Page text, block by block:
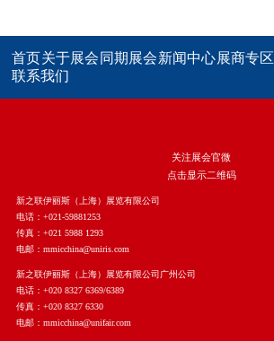
首页关于展会 同期展会新闻中心展商专区
联系我们
关注展会官微
点击显示二维码
新之联伊丽斯（上海）展览有限公司
电话：+021-59881253
传真：+021 5988 1293
电邮：mmicchina@uniris.com
新之联伊丽斯（上海）展览有限公司广州公司
电话：+020 8327 6369/6389
传真：+020 8327 6330
电邮：mmicchina@unifair.com